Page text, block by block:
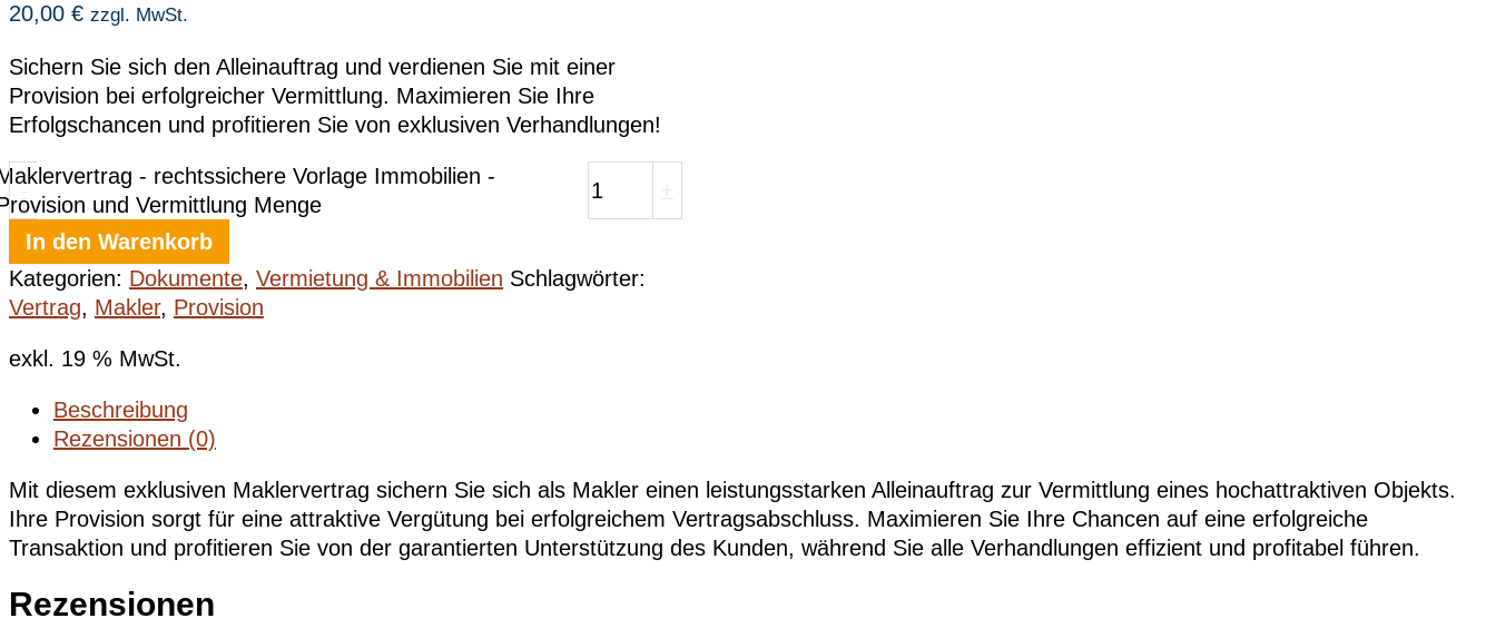
20,00 € zzgl. MwSt.
Sichern Sie sich den Alleinauftrag und verdienen Sie mit einer
Provision bei erfolgreicher Vermittlung. Maximieren Sie Ihre
Erfolgschancen und profitieren Sie von exklusiven Verhandlungen!
-
- rechtssichere Vorlage Immobilien -
und Vermittlung Menge
In den Warenkorb
Kategorien: Dokumente, Vermietung & Immobilien Schlagwörter:
Vertrag, Makler, Provision
exkl. 19 % MwSt.
Beschreibung
Rezensionen (0)
Mit diesem exklusiven Maklervertrag sichern Sie sich als Makler einen leistungsstarken Alleinauftrag zur Vermittlung eines hochattraktiven Objekts.
Ihre Provision sorgt für eine attraktive Vergütung bei erfolgreichem Vertragsabschluss. Maximieren Sie Ihre Chancen auf eine erfolgreiche
Transaktion und profitieren Sie von der garantierten Unterstützung des Kunden, während Sie alle Verhandlungen effizient und profitabel führen.
Rezensionen